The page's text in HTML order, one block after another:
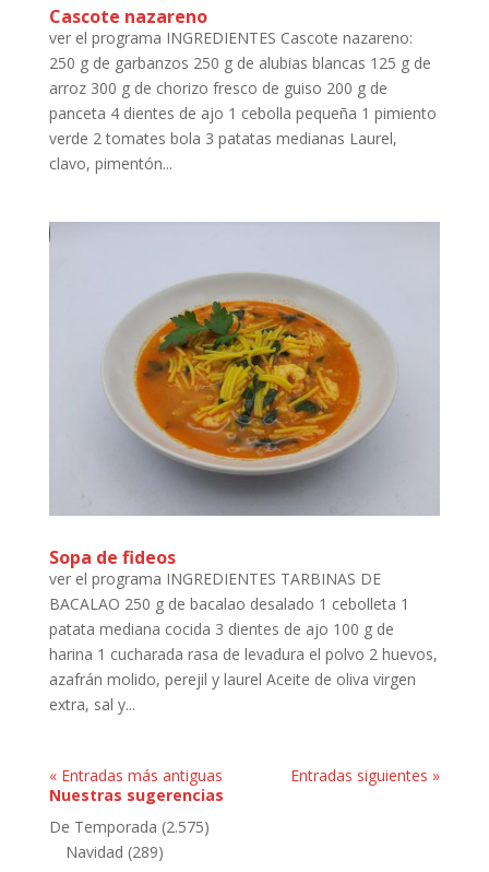
Cascote nazareno
ver el programa INGREDIENTES Cascote nazareno:
250 g de garbanzos 250 g de alubias blancas 125 g de
arroz 300 g de chorizo fresco de guiso 200 g de
panceta 4 dientes de ajo 1 cebolla pequeña 1 pimiento
verde 2 tomates bola 3 patatas medianas Laurel,
clavo, pimentón...
Sopa de fideos
ver el programa INGREDIENTES TARBINAS DE
BACALAO 250 g de bacalao desalado 1 cebolleta 1
patata mediana cocida 3 dientes de ajo 100 g de
harina 1 cucharada rasa de levadura el polvo 2 huevos,
azafrán molido, perejil y laurel Aceite de oliva virgen
extra, sal y...
« Entradas más antiguas
Entradas siguientes »
Nuestras sugerencias
De Temporada (2.575)
Navidad (289)